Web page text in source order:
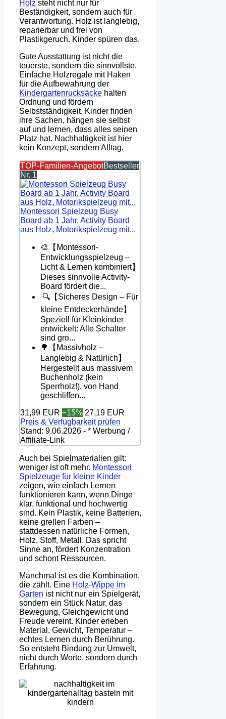
Holz steht nicht nur für
Beständigkeit, sondern auch für
Verantwortung. Holz ist langlebig,
reparierbar und frei von
Plastikgeruch. Kinder spüren das.
Gute Ausstattung ist nicht die
teuerste, sondern die sinnvollste.
Einfache Holzregale mit Haken
für die Aufbewahrung der
Kindergartenrucksäcke halten
Ordnung und fördern
Selbstständigkeit. Kinder finden
ihre Sachen, hängen sie selbst
auf und lernen, dass alles seinen
Platz hat. Nachhaltigkeit ist hier
kein Konzept, sondern Alltag.
TOP-Familien-AngebotBestseller
Nr. 1
Montessori Spielzeug Busy
Board ab 1 Jahr, Activity Board
aus Holz, Motorikspielzeug mit...
🎨【Montessori-
Entwicklungsspielzeug –
Licht & Lernen kombiniert】
Dieses sinnvolle Activity-
Board fördert die...
🔍【Sicheres Design – Für
kleine Entdeckerhände】
Speziell für Kleinkinder
entwickelt: Alle Schalter
sind gro...
🌳【Massivholz –
Langlebig & Natürlich】
Hergestellt aus massivem
Buchenholz (kein
Sperrholz!), von Hand
geschliffen...
31,99 EUR −15% 27,19 EUR
Preis & Verfügbarkeit prüfen
Stand: 9.06.2026 - * Werbung /
Affiliate-Link
Auch bei Spielmaterialien gilt:
weniger ist oft mehr. Montessori
Spielzeuge für kleine Kinder
zeigen, wie einfach Lernen
funktionieren kann, wenn Dinge
klar, funktional und hochwertig
sind. Kein Plastik, keine Batterien,
keine grellen Farben –
stattdessen natürliche Formen,
Holz, Stoff, Metall. Das spricht
Sinne an, fördert Konzentration
und schont Ressourcen.
Manchmal ist es die Kombination,
die zählt. Eine Holz-Wippe im
Garten ist nicht nur ein Spielgerät,
sondern ein Stück Natur, das
Bewegung, Gleichgewicht und
Freude vereint. Kinder erleben
Material, Gewicht, Temperatur –
echtes Lernen durch Berührung.
So entsteht Bindung zur Umwelt,
nicht durch Worte, sondern durch
Erfahrung.